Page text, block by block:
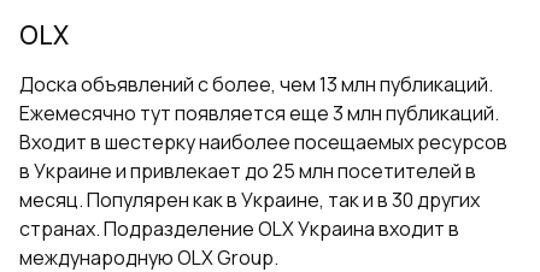
OLX
Доска объявлений с более, чем 13 млн публикаций.
Ежемесячно тут появляется еще 3 млн публикаций.
Входит в шестерку наиболее посещаемых ресурсов
в Украине и привлекает до 25 млн посетителей в
месяц. Популярен как в Украине, так и в 30 других
странах. Подразделение OLX Украина входит в
международную OLX Group.